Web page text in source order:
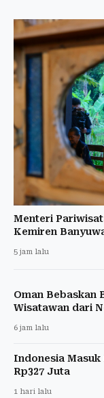
Menteri
Kemiren
5 jam lalu
Oman Bebaskan
Wisatawan dari
6 jam lalu
Indonesia
Rp327 Juta
1 hari lalu